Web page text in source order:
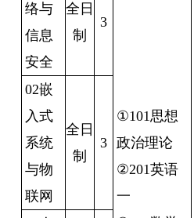
络与
信息
安全
全日
制
3
①101思想
政治理论
②201英语
一
02嵌
入式
系统
与物
联网
全日
制
3